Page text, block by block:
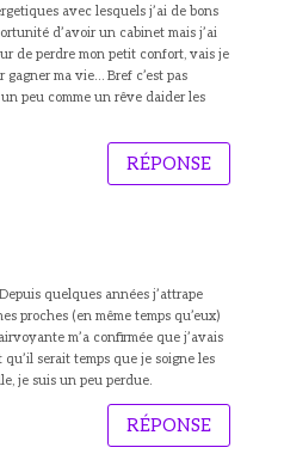
avec lesquels j’ai de bons
d’avoir un cabinet mais j’ai
de perdre mon petit confort, vais je
gagner ma vie… Bref c’est pas
peu comme un rêve daider les
RÉPONSE
quelques années j’attrape
proches (en même temps qu’eux)
m’a confirmée que j’avais
serait temps que je soigne les
je suis un peu perdue.
RÉPONSE